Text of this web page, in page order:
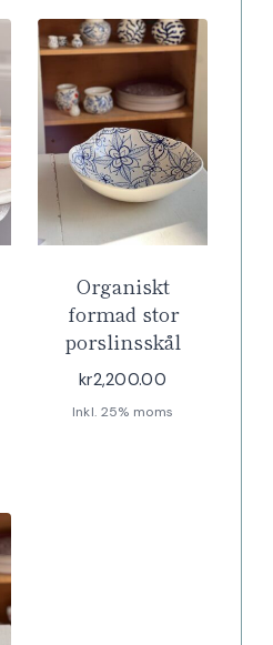
Organiskt
formad stor
porslinsskål
kr2,200.00
Inkl. 25% moms